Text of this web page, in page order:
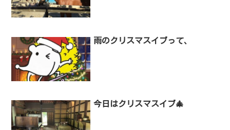
雨のクリスマスイブって、
今日はクリスマスイブ🎄